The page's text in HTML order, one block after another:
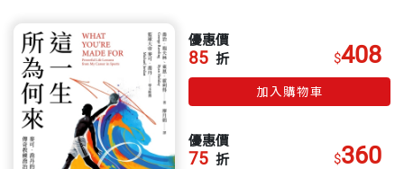
優惠價
85 折 $408
加入購物車
優惠價
75 折 $360